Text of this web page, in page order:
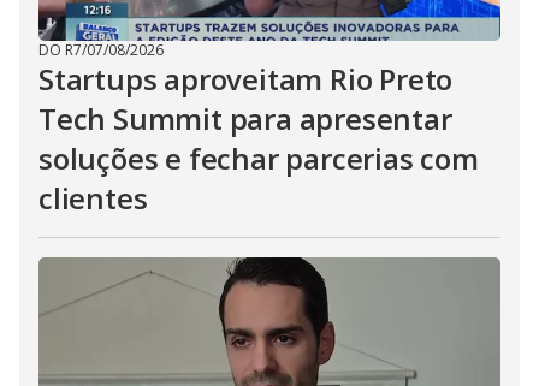
DO R7/07/08/2026
Startups aproveitam Rio Preto
Tech Summit para apresentar
soluções e fechar parcerias com
clientes